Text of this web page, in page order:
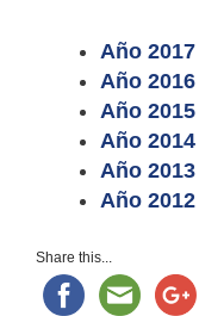
Año 2017
Año 2016
Año 2015
Año 2014
Año 2013
Año 2012
Share this...